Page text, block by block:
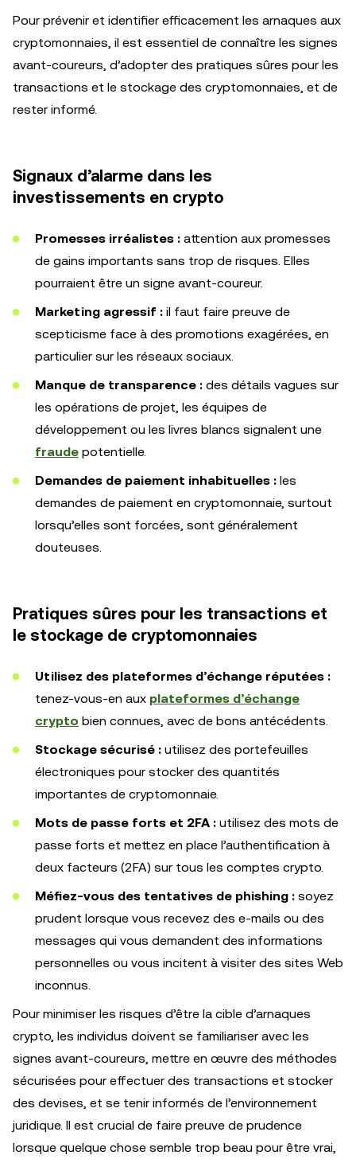
Pour prévenir et identifier efficacement les arnaques aux
cryptomonnaies, il est essentiel de connaître les signes
avant-coureurs, d’adopter des pratiques sûres pour les
transactions et le stockage des cryptomonnaies, et de
rester informé.
Signaux d’alarme dans les
investissements en crypto
Promesses irréalistes : attention aux promesses
de gains importants sans trop de risques. Elles
pourraient être un signe avant-coureur.
Marketing agressif : il faut faire preuve de
scepticisme face à des promotions exagérées, en
particulier sur les réseaux sociaux.
Manque de transparence : des détails vagues sur
les opérations de projet, les équipes de
développement ou les livres blancs signalent une
fraude potentielle.
Demandes de paiement inhabituelles : les
demandes de paiement en cryptomonnaie, surtout
lorsqu’elles sont forcées, sont généralement
douteuses.
Pratiques sûres pour les transactions et
le stockage de cryptomonnaies
Utilisez des plateformes d’échange réputées :
tenez-vous-en aux plateformes d’échange
crypto bien connues, avec de bons antécédents.
Stockage sécurisé : utilisez des portefeuilles
électroniques pour stocker des quantités
importantes de cryptomonnaie.
Mots de passe forts et 2FA : utilisez des mots de
passe forts et mettez en place l’authentification à
deux facteurs (2FA) sur tous les comptes crypto.
Méfiez-vous des tentatives de phishing : soyez
prudent lorsque vous recevez des e-mails ou des
messages qui vous demandent des informations
personnelles ou vous incitent à visiter des sites Web
inconnus.
Pour minimiser les risques d’être la cible d’arnaques
crypto, les individus doivent se familiariser avec les
signes avant-coureurs, mettre en œuvre des méthodes
sécurisées pour effectuer des transactions et stocker
des devises, et se tenir informés de l’environnement
juridique. Il est crucial de faire preuve de prudence
lorsque quelque chose semble trop beau pour être vrai,